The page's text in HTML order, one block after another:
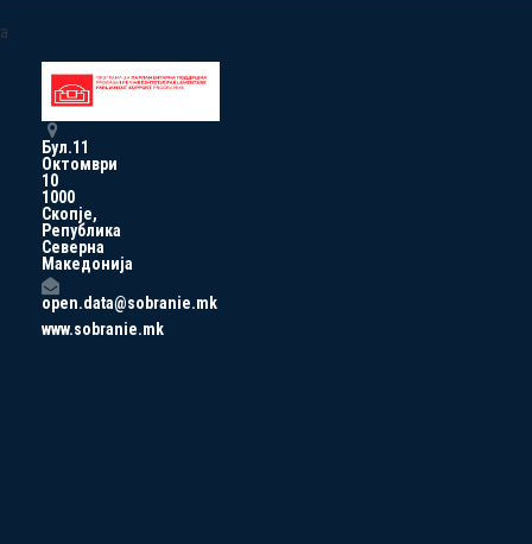
a
Бул.11
Октомври
10
1000
Скопје,
Република
Северна
Македонија
open.data@sobranie.mk
www.sobranie.mk